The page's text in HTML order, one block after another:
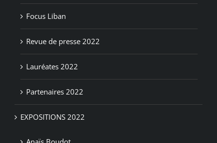
Focus Liban
Revue de presse 2022
Lauréates 2022
Partenaires 2022
EXPOSITIONS 2022